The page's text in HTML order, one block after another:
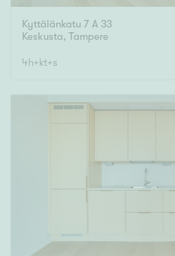
Kyttälänkatu 7 A 33
Keskusta, Tampere
4h+kt+s